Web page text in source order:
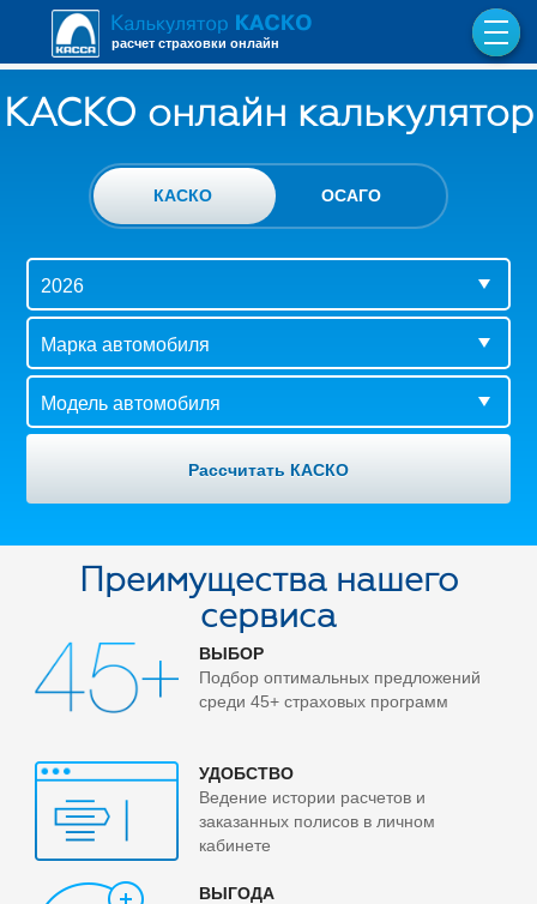
расчет страховки онлайн
КАСКО онлайн калькулятор
КАСКО ОСАГО
Преимущества нашего
сервиса
ВЫБОР
Подбор оптимальных предложений
среди 45+ страховых программ
УДОБСТВО
Ведение истории расчетов и
заказанных полисов в личном
кабинете
ВЫГОДА